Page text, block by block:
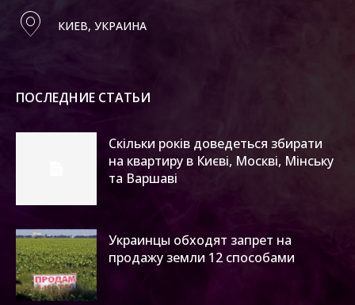
КИЕВ, УКРАИНА
ПОСЛЕДНИЕ СТАТЬИ
Скільки років доведеться збирати
на квартиру в Києві, Москві, Мінську
та Варшаві
Украинцы обходят запрет на
продажу земли 12 способами